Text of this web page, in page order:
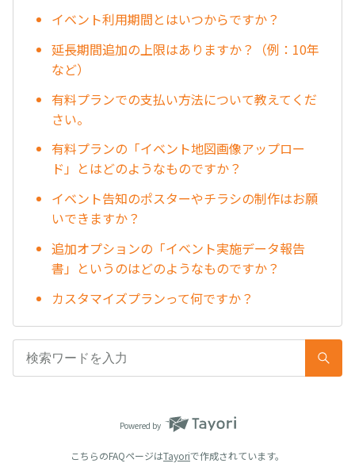
イベント利用期間とはいつからですか？
延長期間追加の上限はありますか？（例：10年
など）
有料プランでの支払い方法について教えてくだ
さい。
有料プランの「イベント地図画像アップロー
ド」とはどのようなものですか？
イベント告知のポスターやチラシの制作はお願
いできますか？
追加オプションの「イベント実施データ報告
書」というのはどのようなものですか？
カスタマイズプランって何ですか？
Powered by
こちらのFAQページはTayoriで作成されています。